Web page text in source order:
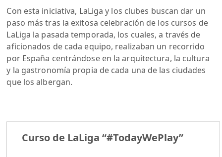
Con esta iniciativa, LaLiga y los clubes buscan dar un
paso más tras la exitosa celebración de los cursos de
LaLiga la pasada temporada, los cuales, a través de
aficionados de cada equipo, realizaban un recorrido
por España centrándose en la arquitectura, la cultura
y la gastronomía propia de cada una de las ciudades
que los albergan.
Curso de LaLiga “#TodayWePlay”